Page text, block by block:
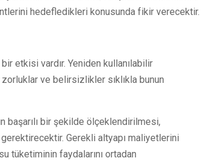
hedefledikleri konusunda fikir verecektir.
etkisi vardır. Yeniden kullanılabilir
ve belirsizlikler sıklıkla bunun
başarılı bir şekilde ölçeklendirilmesi,
Gerekli altyapı maliyetlerini
tüketiminin faydalarını ortadan